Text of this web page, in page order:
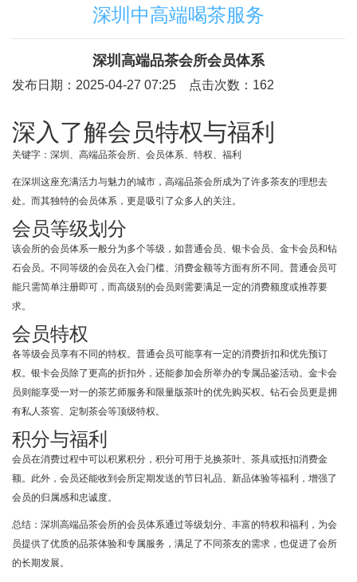
深圳中高端喝茶服务
深圳高端品茶会所会员体系
发布日期：2025-04-27 07:25 点击次数：162
深入了解会员特权与福利
关键字：深圳、高端品茶会所、会员体系、特权、福利
在深圳这座充满活力与魅力的城市，高端品茶会所成为了许多茶友的理想去
处。而其独特的会员体系，更是吸引了众多人的关注。
会员等级划分
该会所的会员体系一般分为多个等级，如普通会员、银卡会员、金卡会员和钻
石会员。不同等级的会员在入会门槛、消费金额等方面有所不同。普通会员可
能只需简单注册即可，而高级别的会员则需要满足一定的消费额度或推荐要
求。
会员特权
各等级会员享有不同的特权。普通会员可能享有一定的消费折扣和优先预订
权。银卡会员除了更高的折扣外，还能参加会所举办的专属品鉴活动。金卡会
员则能享受一对一的茶艺师服务和限量版茶叶的优先购买权。钻石会员更是拥
有私人茶窖、定制茶会等顶级特权。
积分与福利
会员在消费过程中可以积累积分，积分可用于兑换茶叶、茶具或抵扣消费金
额。此外，会员还能收到会所定期发送的节日礼品、新品体验等福利，增强了
会员的归属感和忠诚度。
总结：深圳高端品茶会所的会员体系通过等级划分、丰富的特权和福利，为会
员提供了优质的品茶体验和专属服务，满足了不同茶友的需求，也促进了会所
的长期发展。